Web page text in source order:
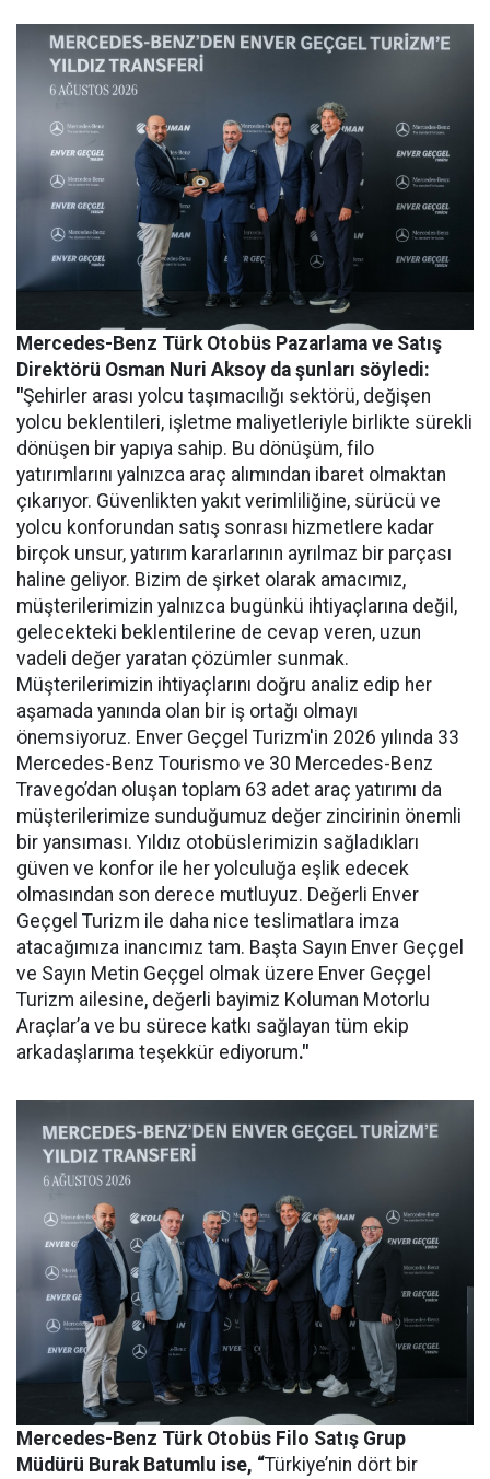
Mercedes-Benz Türk Otobüs Pazarlama ve Satış
Direktörü Osman Nuri Aksoy da şunları söyledi:
"Şehirler arası yolcu taşımacılığı sektörü, değişen
yolcu beklentileri, işletme maliyetleriyle birlikte sürekli
dönüşen bir yapıya sahip. Bu dönüşüm, filo
yatırımlarını yalnızca araç alımından ibaret olmaktan
çıkarıyor. Güvenlikten yakıt verimliliğine, sürücü ve
yolcu konforundan satış sonrası hizmetlere kadar
birçok unsur, yatırım kararlarının ayrılmaz bir parçası
haline geliyor. Bizim de şirket olarak amacımız,
müşterilerimizin yalnızca bugünkü ihtiyaçlarına değil,
gelecekteki beklentilerine de cevap veren, uzun
vadeli değer yaratan çözümler sunmak.
Müşterilerimizin ihtiyaçlarını doğru analiz edip her
aşamada yanında olan bir iş ortağı olmayı
önemsiyoruz. Enver Geçgel Turizm'in 2026 yılında 33
Mercedes-Benz Tourismo ve 30 Mercedes-Benz
Travego’dan oluşan toplam 63 adet araç yatırımı da
müşterilerimize sunduğumuz değer zincirinin önemli
bir yansıması. Yıldız otobüslerimizin sağladıkları
güven ve konfor ile her yolculuğa eşlik edecek
olmasından son derece mutluyuz. Değerli Enver
Geçgel Turizm ile daha nice teslimatlara imza
atacağımıza inancımız tam. Başta Sayın Enver Geçgel
ve Sayın Metin Geçgel olmak üzere Enver Geçgel
Turizm ailesine, değerli bayimiz Koluman Motorlu
Araçlar’a ve bu sürece katkı sağlayan tüm ekip
arkadaşlarıma teşekkür ediyorum."
Mercedes-Benz Türk Otobüs Filo Satış Grup
Müdürü Burak Batumlu ise, “Türkiye’nin dört bir